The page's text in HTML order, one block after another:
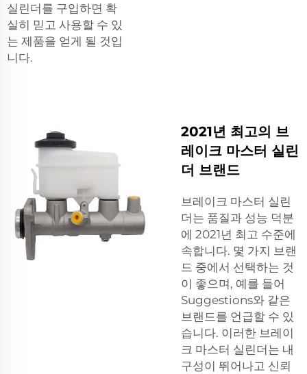
실린더를 구입하면 확
실히 믿고 사용할 수 있
는 제품을 얻게 될 것입
니다.
2021년 최고의 브
레이크 마스터 실린
더 브랜드
브레이크 마스터 실린
더는 품질과 성능 덕분
에 2021년 최고 수준에
속합니다. 몇 가지 브랜
드 중에서 선택하는 것
이 좋으며, 예를 들어
Suggestions와 같은
브랜드를 언급할 수 있
습니다. 이러한 브레이
크 마스터 실린더는 내
구성이 뛰어나고 신뢰